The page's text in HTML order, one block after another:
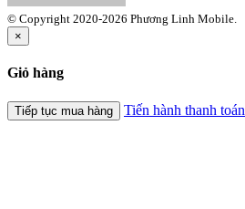
© Copyright 2020-2026 Phương Linh Mobile.
×
Giỏ hàng
Tiếp tục mua hàng Tiến hành thanh toán